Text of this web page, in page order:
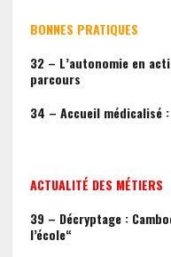
BONNES PRATIQUES
32 – L’autonomie en
parcours
34 – Accueil médicalisé
ACTUALITÉ DES MÉTIERS
39 – Décryptage :
l’école“